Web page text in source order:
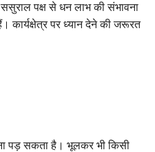
पक्ष से धन लाभ की संभावना
पर ध्यान देने की जरूरत
पड़ सकता है। भूलकर भी किसी